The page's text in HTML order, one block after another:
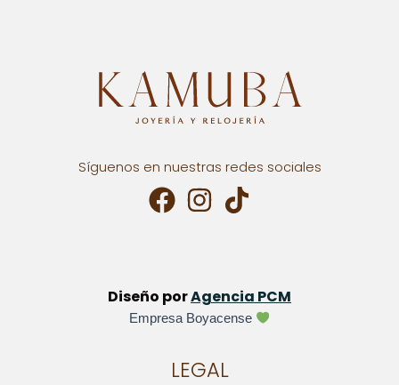
Síguenos en nuestras redes sociales
Diseño porAgencia PCM
Empresa Boyacense
LEGAL